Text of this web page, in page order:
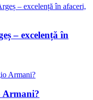
– excelență în
Armani?